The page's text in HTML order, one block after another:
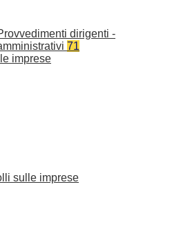
dirigenti -
71
imprese
sulle imprese